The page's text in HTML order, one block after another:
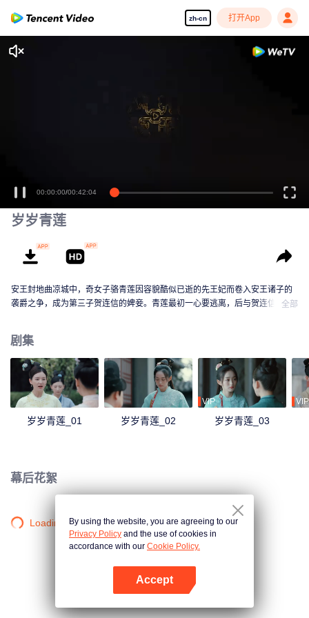
zh-cn 打开App
00:00:00/00:42:04
岁岁青莲
安王封地曲凉城中，奇女子骆青莲因容貌酷似已逝的先王妃而卷入安王诸子的
袭爵之争，成为第三子贺连信的婢妾。青莲最初一心要逃离，后与贺连信历经
全部
剧集
岁岁青莲_01 岁岁青莲_02
VIP
岁岁青莲_03
VIP
幕后花絮
Loading…By using the website, you are agreeing to our
Privacy Policy and the use of cookies in
accordance with our Cookie Policy.
Accept